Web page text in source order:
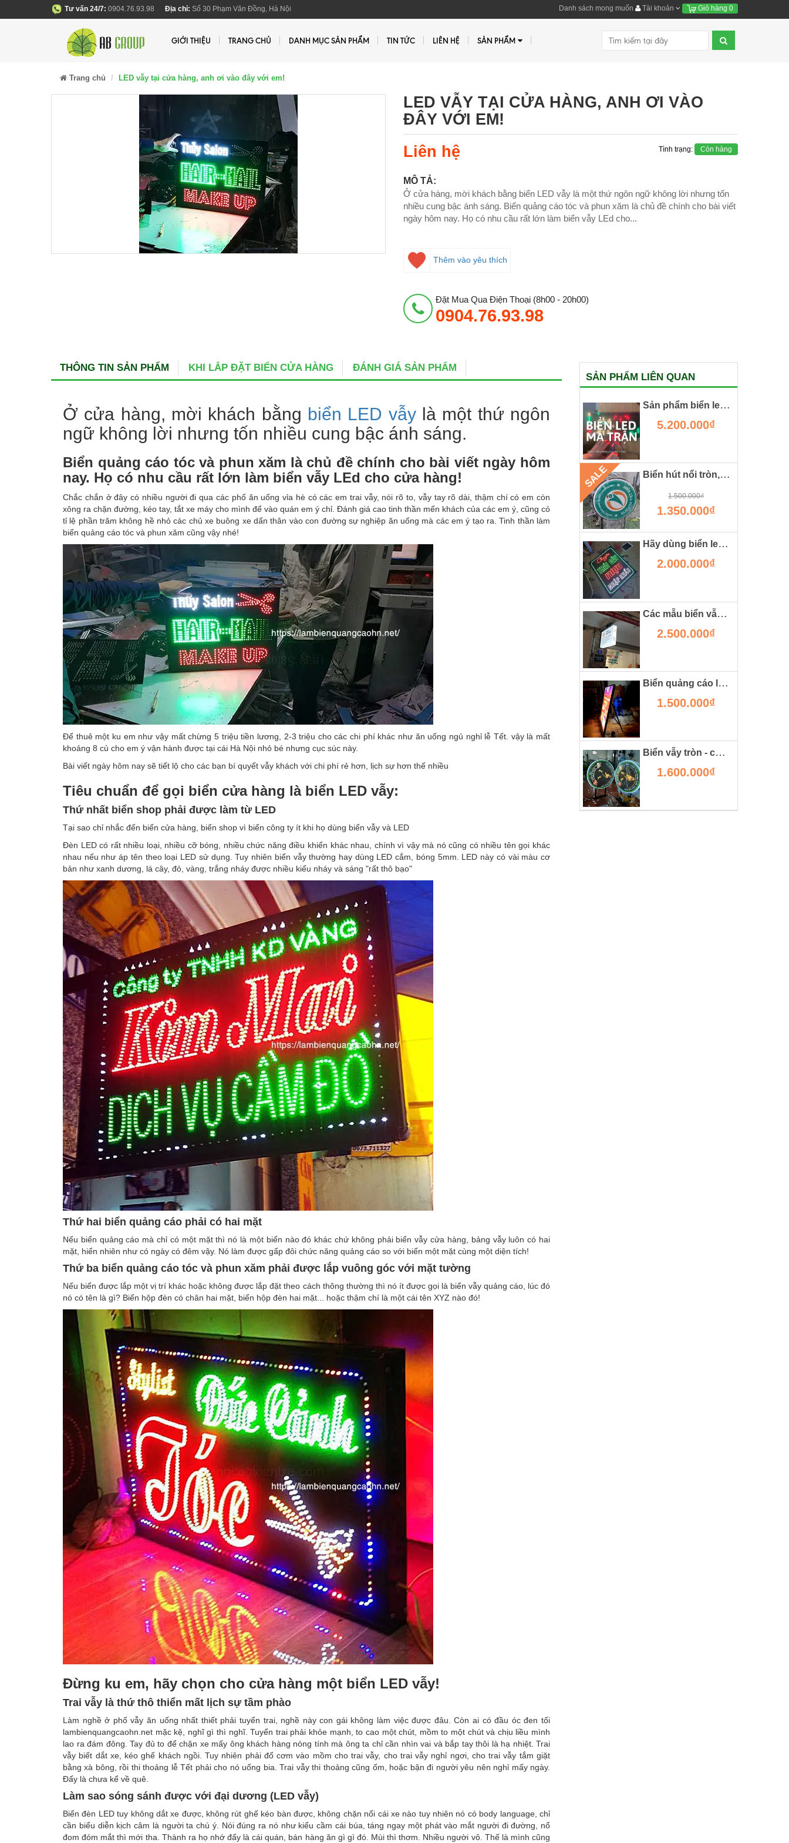
Tư vấn 24/7: 0904.76.93.98 Địa chỉ: Số 30 Phạm Văn Đồng, Hà Nội Danh sách mong muốn Tài khoản Giỏ hàng 0
GIỚI THIỆU TRANG CHỦ DANH MỤC SẢN PHẨM TIN TỨC LIÊN HỆ SẢN PHẨM
Trang chủ LED vẫy tại cửa hàng, anh ơi vào đây với em!
LED VẪY TẠI CỬA HÀNG, ANH ƠI VÀO
ĐÂY VỚI EM!
Liên hệ
Tình trạng: Còn hàng
MÔ TẢ:
Ở cửa hàng, mời khách bằng biển LED vẫy là một thứ ngôn ngữ không lời nhưng tốn
nhiều cung bậc ánh sáng. Biển quảng cáo tóc và phun xăm là chủ đề chính cho bài viết
ngày hôm nay. Họ có nhu cầu rất lớn làm biển vẫy LEd cho...
Thêm vào yêu thích
Đặt Mua Qua Điện Thoại (8h00 - 20h00)
0904.76.93.98
THÔNG TIN SẢN PHẨM KHI LẮP ĐẶT BIỂN CỬA HÀNG ĐÁNH GIÁ SẢN PHẨM
Ở cửa hàng, mời khách bằng biển LED vẫylà một thứ ngôn
ngữ không lời nhưng tốn nhiều cung bậc ánh sáng.
Biển quảng cáo tóc và phun xăm là chủ đề chính cho bài viết ngày hôm
nay. Họ có nhu cầu rất lớn làm biển vẫy LEd cho cửa hàng!
Chắc chắn ở đây có nhiều người đi qua các phố ăn uống vỉa hè có các em trai vẫy, nói rõ to, vẫy tay rõ dài, thậm chí có em còn
xông ra chặn đường, kéo tay, tắt xe máy cho mình để vào quán em ý chỉ. Đánh giá cao tinh thần mến khách của các em ý, cũng có
tỉ lệ phần trăm không hề nhỏ các chủ xe buông xe dấn thân vào con đường sự nghiệp ăn uống mà các em ý tạo ra. Tinh thần làm
biển quảng cáo tóc và phun xăm cũng vậy nhé!
Để thuê một ku em như vậy mất chừng 5 triệu tiền lương, 2-3 triệu cho các chi phí khác như ăn uống ngủ nghỉ lễ Tết. vậy là mất
khoảng 8 củ cho em ý vận hành được tại cái Hà Nội nhỏ bé nhưng cục súc này.
Bài viết ngày hôm nay sẽ tiết lộ cho các bạn bí quyết vẫy khách với chi phí rẻ hơn, lịch sự hơn thế nhiều
Tiêu chuẩn để gọi biển cửa hàng là biển LED vẫy:
Thứ nhất biển shop phải được làm từ LED
Tại sao chỉ nhắc đến biển cửa hàng, biển shop vì biển công ty ít khi họ dùng biển vẫy và LED
Đèn LED có rất nhiều loại, nhiều cỡ bóng, nhiều chức năng điều khiển khác nhau, chính vì vậy mà nó cũng có nhiều tên gọi khác
nhau nếu như áp tên theo loại LED sử dụng. Tuy nhiên biển vẫy thường hay dùng LED cắm, bóng 5mm. LED này có vài màu cơ
bản như xanh dương, lá cây, đỏ, vàng, trắng nháy được nhiều kiểu nháy và sáng "rất thô bạo"
Thứ hai biển quảng cáo phải có hai mặt
Nếu biển quảng cáo mà chỉ có một mặt thì nó là một biển nào đó khác chứ không phải biển vẫy cửa hàng, bảng vẫy luôn có hai
mặt, hiển nhiên như có ngày có đêm vậy. Nó làm được gấp đôi chức năng quảng cáo so với biển một mặt cùng một diện tích!
Thứ ba biển quảng cáo tóc và phun xăm phải được lắp vuông góc với mặt tường
Nếu biển được lắp một vị trí khác hoặc không được lắp đặt theo cách thông thường thì nó ít được gọi là biển vẫy quảng cáo, lúc đó
nó có tên là gì? Biển hộp đèn có chân hai mặt, biển hộp đèn hai mặt... hoặc thậm chí là một cái tên XYZ nào đó!
Đừng ku em, hãy chọn cho cửa hàng một biển LED vẫy!
Trai vẫy là thứ thô thiển mất lịch sự tầm phào
Làm nghề ở phố vẫy ăn uống nhất thiết phải tuyển trai, nghề này con gái không làm việc được đâu. Còn ai có đầu óc đen tối
lambienquangcaohn.net mặc kệ, nghĩ gì thì nghĩ. Tuyển trai phải khỏe mạnh, to cao một chút, mồm to một chút và chịu liều mình
lao ra đám đông. Tay đủ to để chặn xe mấy ông khách hàng nóng tính mà ông ta chỉ cần nhìn vai và bắp tay thôi là hạ nhiệt. Trai
vẫy biết dắt xe, kéo ghế khách ngồi. Tuy nhiên phải đổ cơm vào mồm cho trai vẫy, cho trai vẫy nghỉ ngơi, cho trai vẫy tắm giặt
bằng xà bông, rồi thi thoảng lễ Tết phải cho nó uống bia. Trai vẫy thi thoảng cũng ốm, hoặc bận đi người yêu nên nghỉ mấy ngày.
Đấy là chưa kể về quê.
Làm sao sóng sánh được với đại dương (LED vẫy)
Biển đèn LED tuy không dắt xe được, không rút ghế kéo bàn được, không chặn nổi cái xe nào tuy nhiên nó có body language, chỉ
cần biểu diễn kịch câm là người ta chú ý. Nói đúng ra nó như kiểu cầm cái búa, táng ngay một phát vào mắt người đi đường, nổ
đom đóm mắt thì mới tha. Thành ra họ nhớ đấy là cái quán, bán hàng ăn gì gì đó. Mùi thì thơm. Nhiều người vô. Thế là mình cũng
SẢN PHẨM LIÊN QUAN
Sản phẩm biển led ma trận dành cho chữ chuyển động
5.200.000₫
SALE Biển hút nổi tròn, cánh tay đắc lực cho các shop, cửa hàng
1.500.000₫
1.350.000₫
Hãy dùng biển led vẫy nếu bạn muốn cửa hàng đông khách.
2.000.000₫
Các mẫu biển vẫy đẹp có thể bạn chưa từng thấy
2.500.000₫
Biển quảng cáo led chân chữ a
1.500.000₫
Biển vẫy tròn - chi tiết kỹ thuật, giá thành và ưu nhược điểm.
1.600.000₫